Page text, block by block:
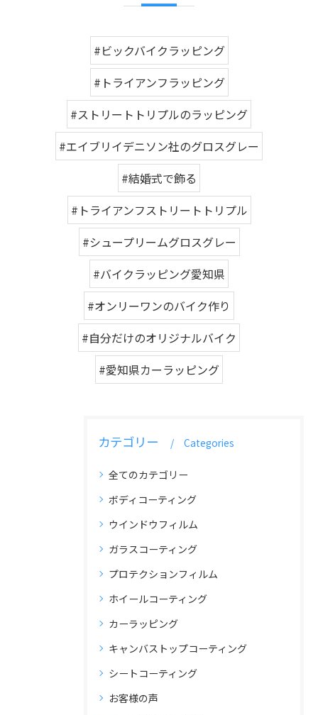
#ビックバイクラッピング
#トライアンフラッピング
#ストリートトリプルのラッピング
#エイブリイデニソン社のグロスグレー
#結婚式で飾る
#トライアンフストリートトリプル
#シュープリームグロスグレー
#バイクラッピング愛知県
#オンリーワンのバイク作り
#自分だけのオリジナルバイク
#愛知県カーラッピング
カテゴリー Categories
全てのカテゴリー
ボディコーティング
ウインドウフィルム
ガラスコーティング
プロテクションフィルム
ホイールコーティング
カーラッピング
キャンバストップコーティング
シートコーティング
お客様の声